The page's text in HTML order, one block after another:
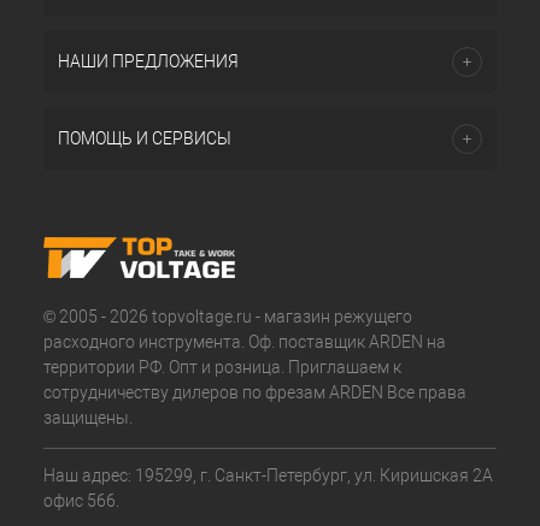
НАШИ ПРЕДЛОЖЕНИЯ
ПОМОЩЬ И СЕРВИСЫ
© 2005 - 2026 topvoltage.ru - магазин режущего
расходного инструмента. Оф. поставщик ARDEN на
территории РФ. Опт и розница. Приглашаем к
сотрудничеству дилеров по фрезам ARDEN Все права
защищены.
Наш адрес: 195299, г. Санкт-Петербург, ул. Киришская 2А
офис 566.